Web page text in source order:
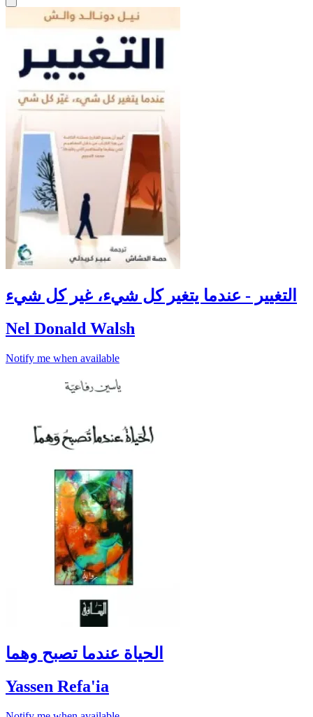
التغيير - عندما يتغير كل شيء، غير كل شيء
Nel Donald Walsh
Notify me when available
الحياة عندما تصبح وهما
Yassen Refa'ia